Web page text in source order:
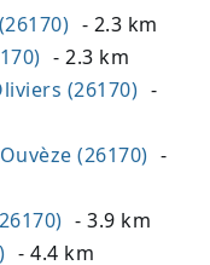
- 2.3 km
- 2.3 km
(26170) -
(26170) -
- 3.9 km
- 4.4 km